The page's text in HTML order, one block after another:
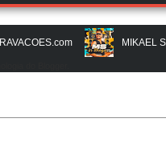
MIKAEL